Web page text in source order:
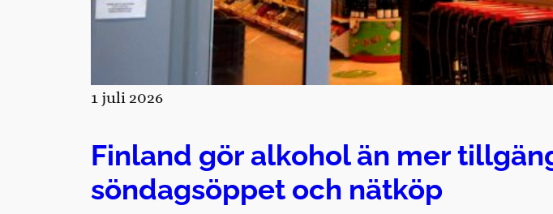
1 juli 2026
Finland gör alkohol än mer
söndagsöppet och nätköp